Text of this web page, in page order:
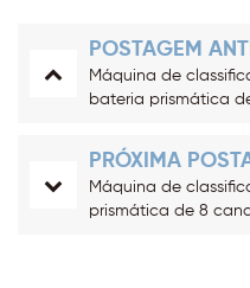
POSTAGEM
Máquina de
bateria prismática
PRÓXIMA
Máquina de
prismática de 8